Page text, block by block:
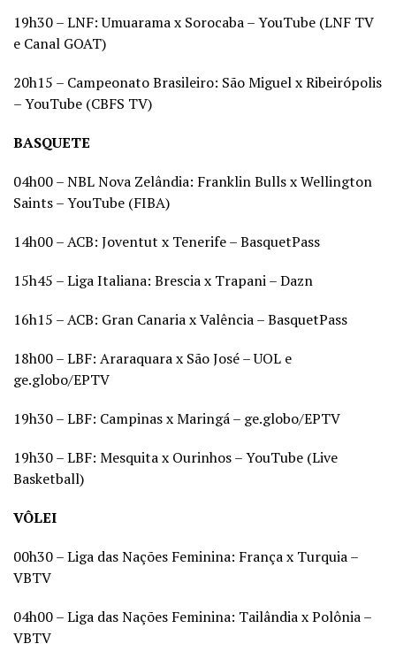
19h30 – LNF: Umuarama x Sorocaba – YouTube (LNF TV
e Canal GOAT)
20h15 – Campeonato Brasileiro: São Miguel x Ribeirópolis
– YouTube (CBFS TV)
BASQUETE
04h00 – NBL Nova Zelândia: Franklin Bulls x Wellington
Saints – YouTube (FIBA)
14h00 – ACB: Joventut x Tenerife – BasquetPass
15h45 – Liga Italiana: Brescia x Trapani – Dazn
16h15 – ACB: Gran Canaria x Valência – BasquetPass
18h00 – LBF: Araraquara x São José – UOL e
ge.globo/EPTV
19h30 – LBF: Campinas x Maringá – ge.globo/EPTV
19h30 – LBF: Mesquita x Ourinhos – YouTube (Live
Basketball)
VÔLEI
00h30 – Liga das Nações Feminina: França x Turquia –
VBTV
04h00 – Liga das Nações Feminina: Tailândia x Polônia –
VBTV